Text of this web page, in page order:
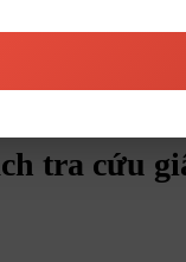
phép
tra cứu